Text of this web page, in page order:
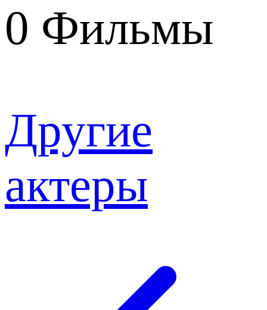
0 Фильмы
Другие
актеры